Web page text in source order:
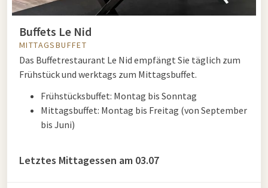
Buffets Le Nid
MITTAGSBUFFET
Das Buffetrestaurant Le Nid empfängt Sie täglich zum
Frühstück und werktags zum Mittagsbuffet.
Frühstücksbuffet: Montag bis Sonntag
Mittagsbuffet: Montag bis Freitag (von September
bis Juni)
Letztes Mittagessen am 03.07